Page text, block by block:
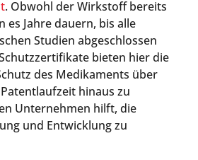
. Obwohl der Wirkstoff bereits
es Jahre dauern, bis alle
Studien abgeschlossen
bieten hier die
des Medikaments über
hinaus zu
Unternehmen hilft, die
und Entwicklung zu